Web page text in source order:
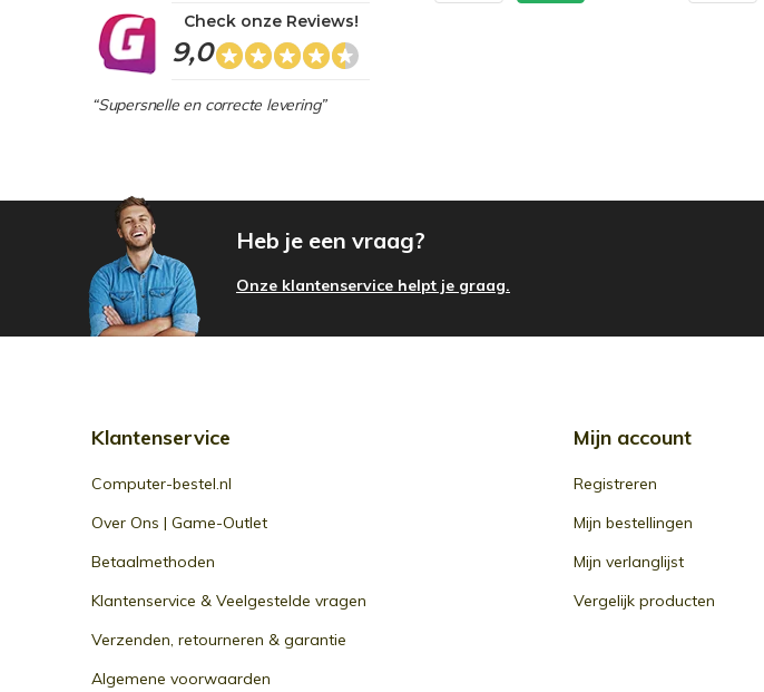
9,0
Check onze Reviews!
“Supersnelle en correcte levering”
Heb je een vraag?
Onze klantenservice helpt je graag.
Klantenservice
Computer-bestel.nl
Over Ons | Game-Outlet
Betaalmethoden
Klantenservice & Veelgestelde vragen
Verzenden, retourneren & garantie
Algemene voorwaarden
Mijn account
Registreren
Mijn bestellingen
Mijn verlanglijst
Vergelijk producten